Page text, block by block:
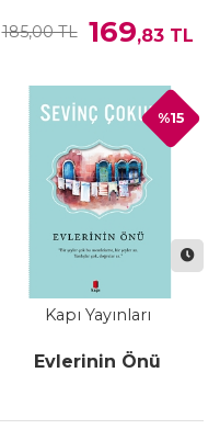
185,00 TL 169,83TL
Kapı Yayınları
Evlerinin Önü
%15